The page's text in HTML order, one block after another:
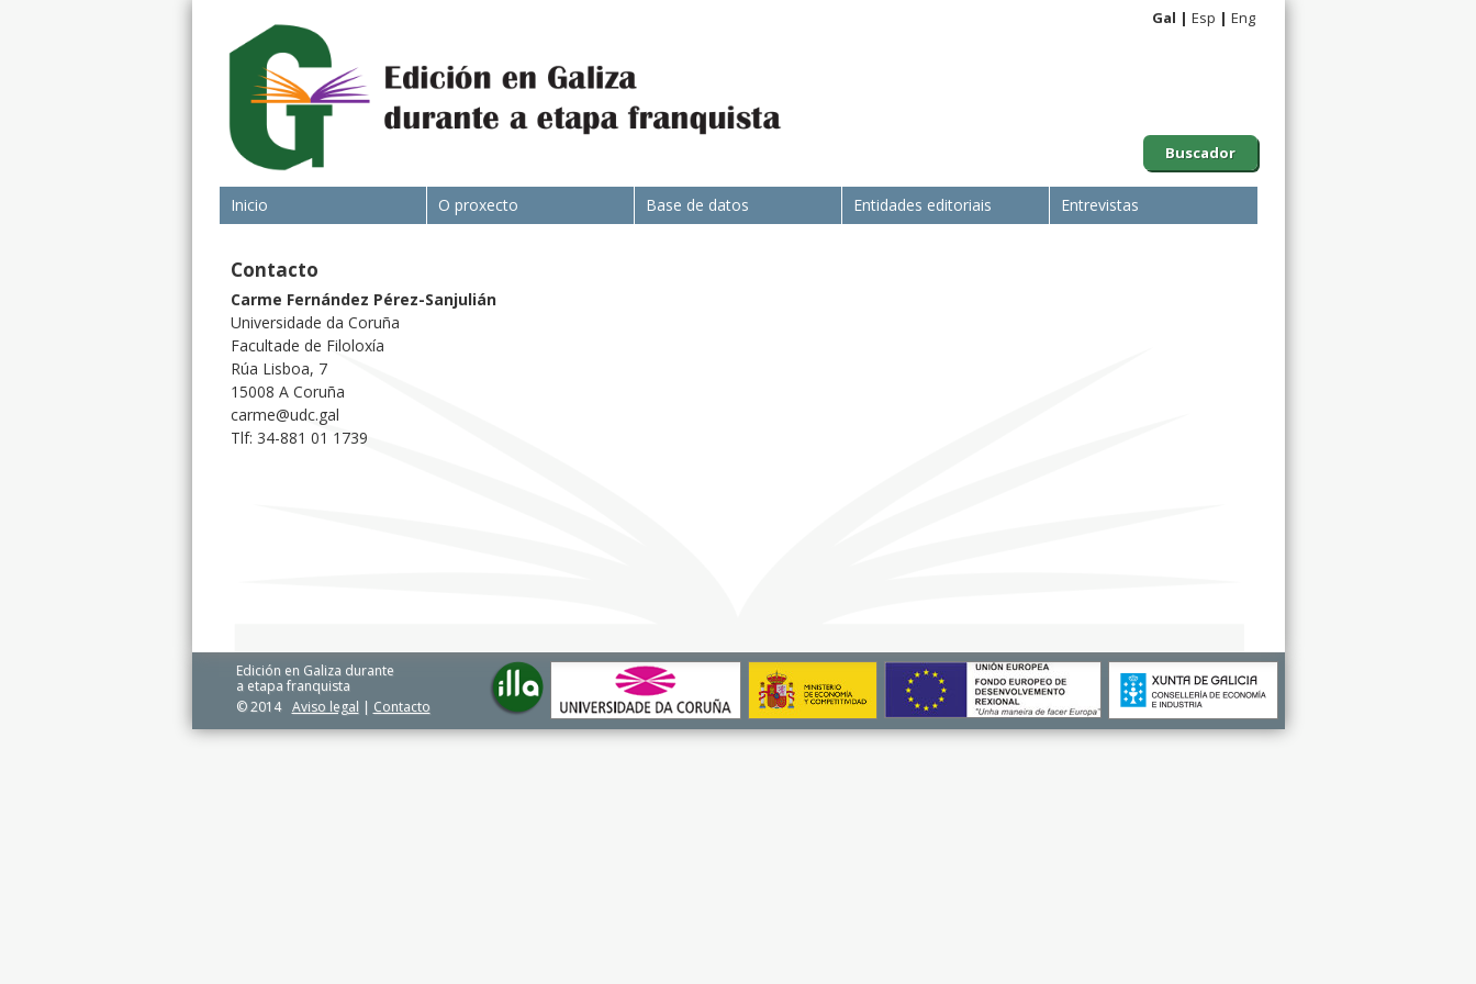
Buscador
Gal Esp Eng
Inicio O proxecto Base de datos Entidades editoriais Entrevistas
Contacto
Carme Fernández Pérez-Sanjulián
Universidade da Coruña
Facultade de Filoloxía
Rúa Lisboa, 7
15008 A Coruña
carme@udc.gal
Tlf: 34-881 01 1739
Edición en Galiza durante
a etapa franquista
© 2014
Aviso legal | Contacto